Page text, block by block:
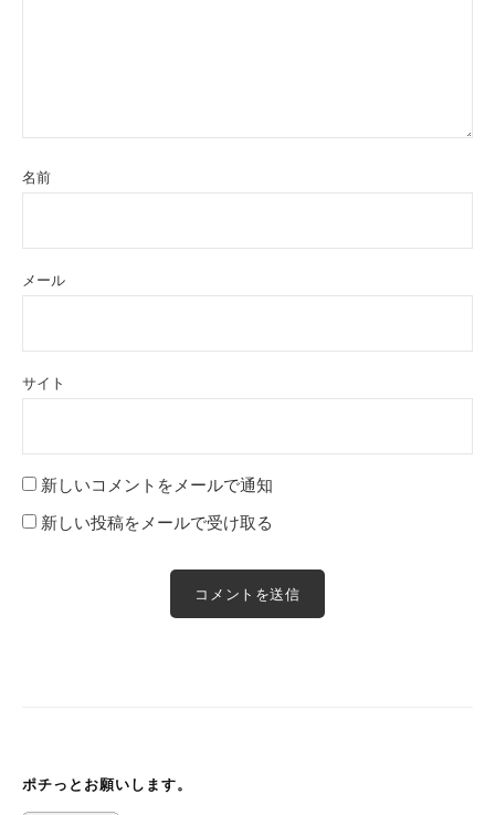
名前
メール
サイト
新しいコメントをメールで通知
新しい投稿をメールで受け取る
ポチっとお願いします。